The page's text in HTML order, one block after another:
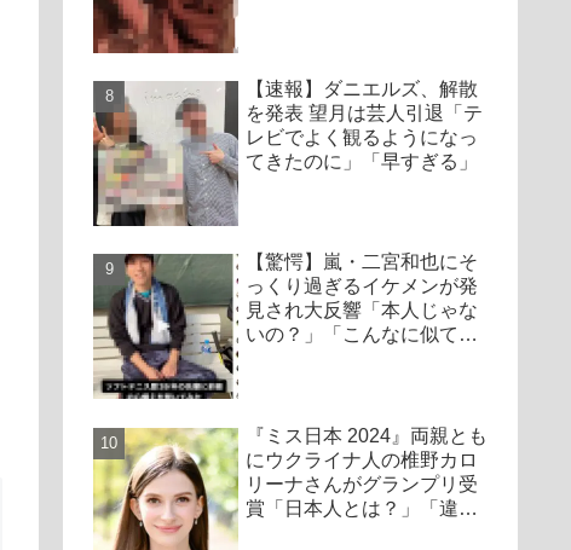
【速報】ダニエルズ、解散
を発表 望月は芸人引退「テ
レビでよく観るようになっ
てきたのに」「早すぎる」
【驚愕】嵐・二宮和也にそ
っくり過ぎるイケメンが発
見され大反響「本人じゃな
いの？」「こんなに似てる
『ミス日本 2024』両親とも
にウクライナ人の椎野カロ
リーナさんがグランプリ受
賞「日本人とは？」「違和